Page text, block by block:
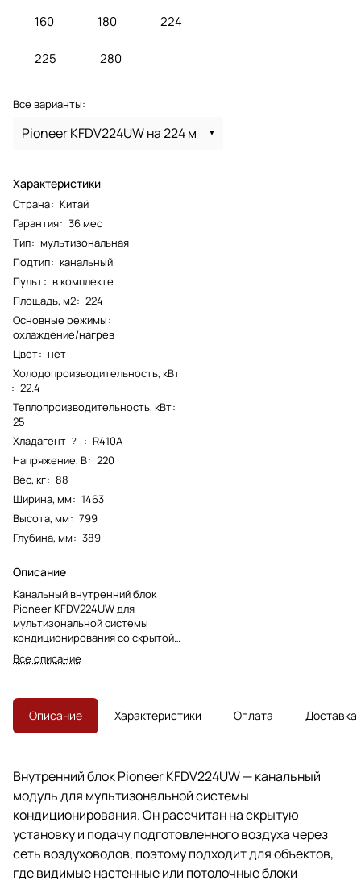
160 180 224
225 280
Все варианты:
Pioneer KFDV224UW на 224 м
Характеристики
Страна: Китай
Гарантия: 36 мес
Тип: мультизональная
Подтип: канальный
Пульт: в комплекте
Площадь, м2: 224
Основные режимы:
охлаждение/нагрев
Цвет: нет
Холодопроизводительность, кВт
: 22.4
Теплопроизводительность, кВт:
25
Хладагент ? : R410A
Напряжение, В: 220
Вес, кг: 88
Ширина, мм: 1463
Высота, мм: 799
Глубина, мм: 389
Описание
Канальный внутренний блок
Pioneer KFDV224UW для
мультизональной системы
кондиционирования со скрытой
установкой и распределением
воздуха через воздуховоды.
преемник — KFDV224V.
Все описание
Описание Характеристики Оплата Доставка
Внутренний блок Pioneer KFDV224UW — канальный
модуль для мультизональной системы
кондиционирования. Он рассчитан на скрытую
установку и подачу подготовленного воздуха через
сеть воздуховодов, поэтому подходит для объектов,
где видимые настенные или потолочные блоки